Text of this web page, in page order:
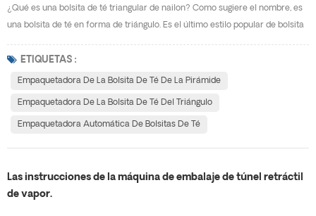
¿Qué es una bolsita de té triangular de nailon? Como sugiere el nombre, es
una bolsita de té en forma de triángulo. Es el último estilo popular de bolsita
triangular? Obviamente, según las estadísticas, a cada vez más
consumidores les gusta el té en bolsitas triangulares, y su mercado es cada
ETIQUETAS :
Empaquetadora De La Bolsita De Té De La Pirámide
Empaquetadora De La Bolsita De Té Del Triángulo
Empaquetadora Automática De Bolsitas De Té
Las instrucciones de la máquina de embalaje de túnel retráctil
de vapor.